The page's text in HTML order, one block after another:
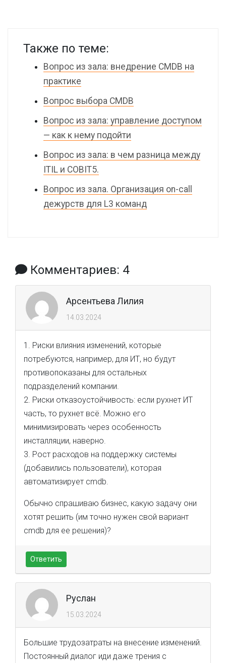
Также по теме:
Вопрос из зала: внедрение CMDB на
практике
Вопрос выбора CMDB
Вопрос из зала: управление доступом
— как к нему подойти
Вопрос из зала: в чем разница между
ITIL и COBIT5.
Вопрос из зала. Организация on-call
дежурств для L3 команд
Комментариев: 4
Арсентьева Лилия
14.03.2024
1. Риски влияния изменений, которые
потребуются, например, для ИТ, но будут
противопоказаны для остальных
подразделений компании.
2. Риски отказоустойчивость: если рухнет ИТ
часть, то рухнет всё. Можно его
минимизировать через особенность
инсталляции, наверно.
3. Рост расходов на поддержку системы
(добавились пользователи), которая
автоматизирует cmdb.
Обычно спрашиваю бизнес, какую задачу они
хотят решить (им точно нужен свой вариант
cmdb для ее решения)?
Ответить
Руслан
15.03.2024
Большие трудозатраты на внесение изменений.
Постоянный диалог иди даже трения с